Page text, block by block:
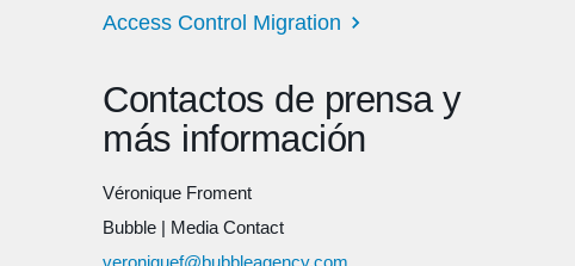
Access Control Migration
Contactos de prensa y
más información
Véronique Froment
Bubble | Media Contact
veroniquef@bubbleagency.com